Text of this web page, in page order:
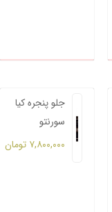
جلو پنجره کیا
سورنتو
۷,۸۰۰,۰۰۰ تومان